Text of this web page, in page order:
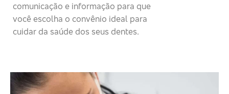
comunicação e informação para que
você escolha o convênio ideal para
cuidar da saúde dos seus dentes.